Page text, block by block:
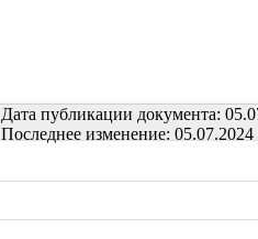
Дата публикации документа:
Последнее изменение: 05.07.2024